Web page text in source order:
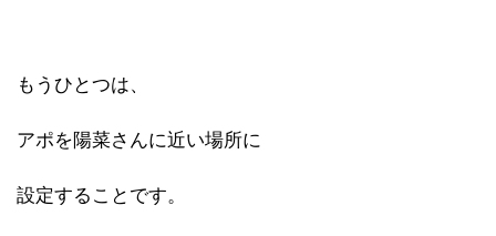
もうひとつは、
アポを陽菜さんに近い場所に
設定することです。